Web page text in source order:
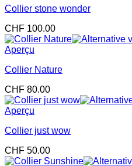
Collier stone wonder
CHF 100.00
Aperçu
Collier Nature
CHF 80.00
Aperçu
Collier just wow
CHF 50.00